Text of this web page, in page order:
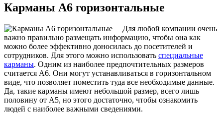
Карманы А6 горизонтальные
Для любой компании очень
важно правильно размещать информацию, чтобы она как
можно более эффективно доносилась до посетителей и
сотрудников. Для этого можно использовать специальные
карманы. Одним из наиболее предпочтительных размеров
считается А6. Они могут устанавливаться в горизонтальном
виде, что позволяет поместить туда все необходимые данные.
Да, такие карманы имеют небольшой размер, всего лишь
половину от А5, но этого достаточно, чтобы ознакомить
людей с наиболее важными сведениями.